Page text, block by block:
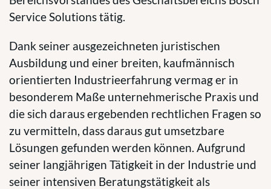
Service Solutions tätig.
Dank seiner ausgezeichneten juristischen
Ausbildung und einer breiten, kaufmännisch
orientierten Industrieerfahrung vermag er in
besonderem Maße unternehmerische Praxis und
die sich daraus ergebenden rechtlichen Fragen so
zu vermitteln, dass daraus gut umsetzbare
Lösungen gefunden werden können. Aufgrund
seiner langjährigen Tätigkeit in der Industrie und
seiner intensiven Beratungstätigkeit als